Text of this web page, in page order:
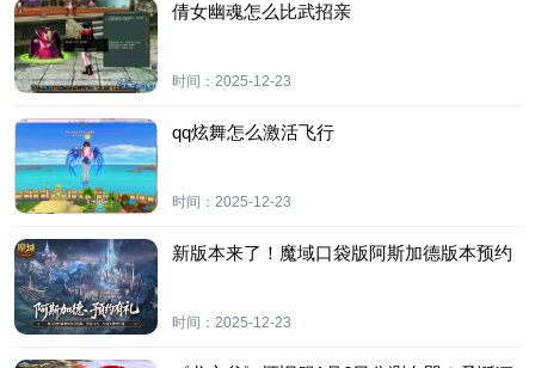
倩女幽魂怎么比武招亲
时间： 2025-12-23
qq炫舞怎么激活飞行
时间： 2025-12-23
新版本来了！魔域口袋版阿斯加德版本预约
时间： 2025-12-23